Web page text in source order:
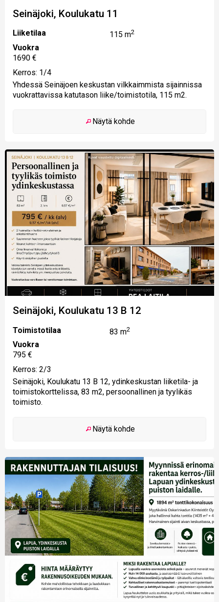
Seinäjoki, Koulukatu 11
Liiketilaa 115 m2
Vuokra
1690 €
Kerros: 1/4
Yhdessä Seinäjoen keskustan vilkkaimmista sijainnissa
vuokrattavissa katutason liike/toimistotila, 115 m2.
Näytä kohde
Seinäjoki, Koulukatu 13 B 12
Toimistotilaa 83 m2
Vuokra
795 €
Kerros: 2/3
Seinäjoki, Koulukatu 13 B 12, ydinkeskustan liiketila- ja
toimistokorttelissa, 83 m2, persoonallinen ja tyylikäs
toimisto.
Näytä kohde